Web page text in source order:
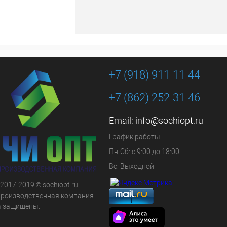
2019 © sochiopt.ru -
компания.
защищены.
+7 (918) 911-11-44
+7 (862) 252-31-46
Email: info@sochiopt.ru
График работы
Пн-Сб: с 9:00 до 18:00
Вс: Выходной